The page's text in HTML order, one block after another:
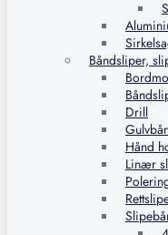
Båndsliper,
Drill
Hånd
Linær